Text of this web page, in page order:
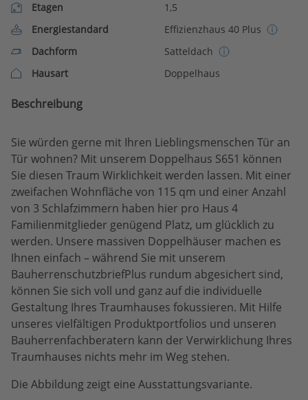
Etagen
1,5
Energiestandard
Effizienzhaus 40 Plus
Dachform
Satteldach
Hausart
Doppelhaus
Beschreibung
Sie würden gerne mit Ihren Lieblingsmenschen Tür an
Tür wohnen? Mit unserem Doppelhaus S651 können
Sie diesen Traum Wirklichkeit werden lassen. Mit einer
zweifachen Wohnfläche von 115 qm und einer Anzahl
von 3 Schlafzimmern haben hier pro Haus 4
Familienmitglieder genügend Platz, um glücklich zu
werden. Unsere massiven Doppelhäuser machen es
Ihnen einfach – während Sie mit unserem
BauherrenschutzbriefPlus rundum abgesichert sind,
können Sie sich voll und ganz auf die individuelle
Gestaltung Ihres Traumhauses fokussieren. Mit Hilfe
unseres vielfältigen Produktportfolios und unseren
Bauherrenfachberatern kann der Verwirklichung Ihres
Traumhauses nichts mehr im Weg stehen.
Die Abbildung zeigt eine Ausstattungsvariante.